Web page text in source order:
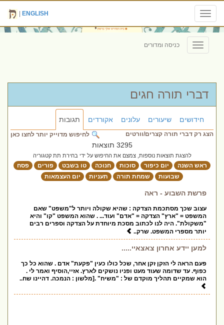
Toggle
navigation
ENGLISH
Toggle
navigation
כניסה ומדורים
דברי תורה חגים
חידושים שיעורים עלונים אקורדים תגובות
לחיפוש מדוייק יותר לחצו כאן הצג רק דברי תורה קצרים/וורטים
3295 תוצאות
להצגת תוצאות נוספות, צמצם את החיפוש על ידי בחירת תת קטגוריה
ראש השנה יום כיפור סוכות חנוכה טו בשבט פורים
פסח
שבועות
שמחת תורה תעניות יום העצמאות
פרשת השבוע - ראה
עצוב שכך מסתכמת הצדקה : שהיא שקולה ויותר ל"משפט" שאם
המשפט = "ארץ" הצדקה = "אדם" ועוד... . שהוא המשפט "קו" והיא
"משקולת". היה לנו לכתוב מסכת מיוחדת על הצדקה וספרים רבים
יותר מספרי המשפט. שרק..
למען יידע אחרון צאצאיי.....
פעם הראה לי הזקן זקן אחר, שכל כולו כעין "פקעת" אדם . שהוא כל כך
כפוף. עד שדומה שעוד מעט ופניו נושקים לארץ. אזיי,הוסיף ואמר לי .
הוא שמקיים תהליך מוקדם של : "משיח" .[מלשון : הנמכה. דהיינו שח..